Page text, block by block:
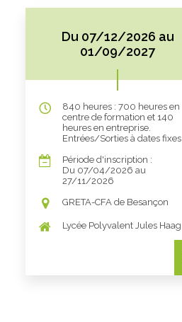
Du 07/12/2026 au
01/09/2027
840 heures : 700 heures en
centre de formation et 140
heures en entreprise.
Entrées/Sorties à dates fixes
Période d'inscription :
Du 07/04/2026 au
27/11/2026
GRETA-CFA de Besançon
Lycée Polyvalent Jules Haag